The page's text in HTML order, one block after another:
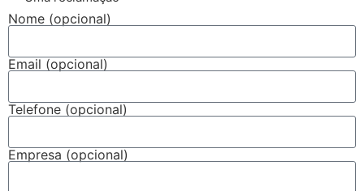
Nome (opcional)
Email (opcional)
Telefone (opcional)
Empresa (opcional)